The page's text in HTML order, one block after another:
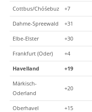
Cottbus/Chóśebuz +7
Dahme-Spreewald +31
Elbe-Elster +30
Frankfurt (Oder) +4
Havelland +19
Märkisch-
Oderland
+20
Oberhavel +15